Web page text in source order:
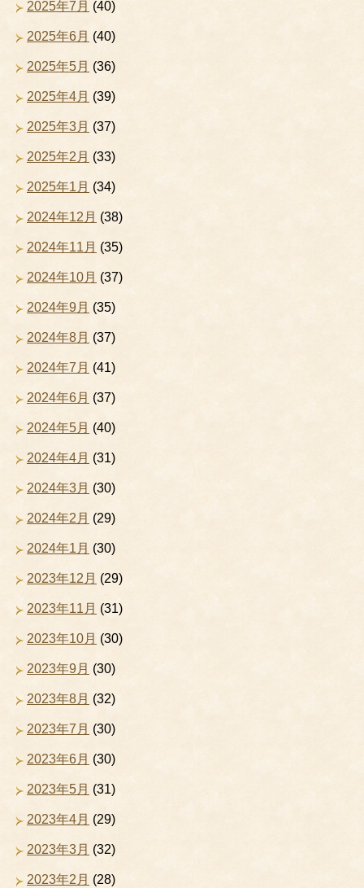
2025年7月 (40)
2025年6月 (40)
2025年5月 (36)
2025年4月 (39)
2025年3月 (37)
2025年2月 (33)
2025年1月 (34)
2024年12月 (38)
2024年11月 (35)
2024年10月 (37)
2024年9月 (35)
2024年8月 (37)
2024年7月 (41)
2024年6月 (37)
2024年5月 (40)
2024年4月 (31)
2024年3月 (30)
2024年2月 (29)
2024年1月 (30)
2023年12月 (29)
2023年11月 (31)
2023年10月 (30)
2023年9月 (30)
2023年8月 (32)
2023年7月 (30)
2023年6月 (30)
2023年5月 (31)
2023年4月 (29)
2023年3月 (32)
2023年2月 (28)